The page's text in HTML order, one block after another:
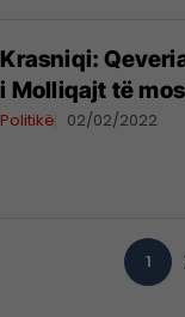
Krasniqi:
i Molliqajt të
Politikë 02/02/2022
1